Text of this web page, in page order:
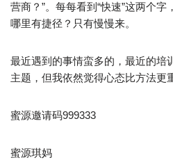
营商？”。每每看到“快速”这两个字
哪里有捷径？只有慢慢来。
最近遇到的事情蛮多的，最近的培
主题，但我依然觉得心态比方法更
蜜源邀请码999333
蜜源琪妈